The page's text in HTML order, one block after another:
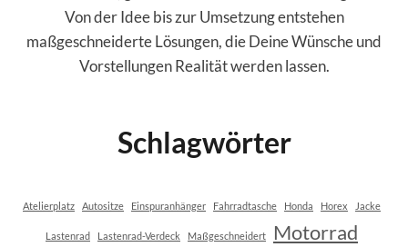
E
N
C
E
T
Von der Idee bis zur Umsetzung entstehen
maßgeschneiderte Lösungen, die Deine Wünsche und
Vorstellungen Realität werden lassen.
Schlagwörter
Atelierplatz Autositze Einspuranhänger Fahrradtasche Honda Horex Jacke
Lastenrad Lastenrad-Verdeck Maßgeschneidert Motorrad